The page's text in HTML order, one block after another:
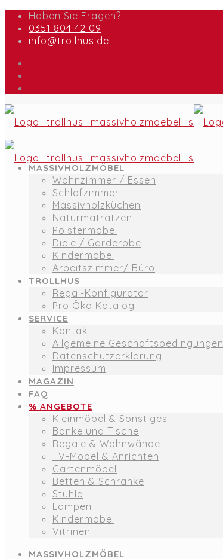
Haben Sie Fragen?
0351 804 42 09
info@trollhus.de
MASSIVHOLZMÖBEL
Wohnzimmer / Essen
Schlafzimmer
Massivholzküchen
Naturmatratzen
Polstermöbel
Diele / Garderobe
Kindermöbel
Arbeitszimmer/ Büro
TROLLHUS
Regal-Konfigurator
Pro Öko Katalog
SERVICE
Kontakt
Allgemeine Geschäftsbedingungen
Datenschutzerklärung
Impressum
MAGAZIN
FAQ
% ANGEBOTE
Kleinmöbel & Sonstiges
Bänke und Tische
Regale & Wohnwände
TV-Möbel & Anrichten
Gartenmöbel
Betten & Schränke
Stühle
Lampen
Kindermöbel
Vitrinen
MASSIVHOLZMÖBEL